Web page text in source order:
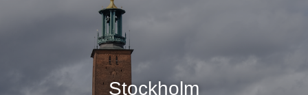
Stockholm